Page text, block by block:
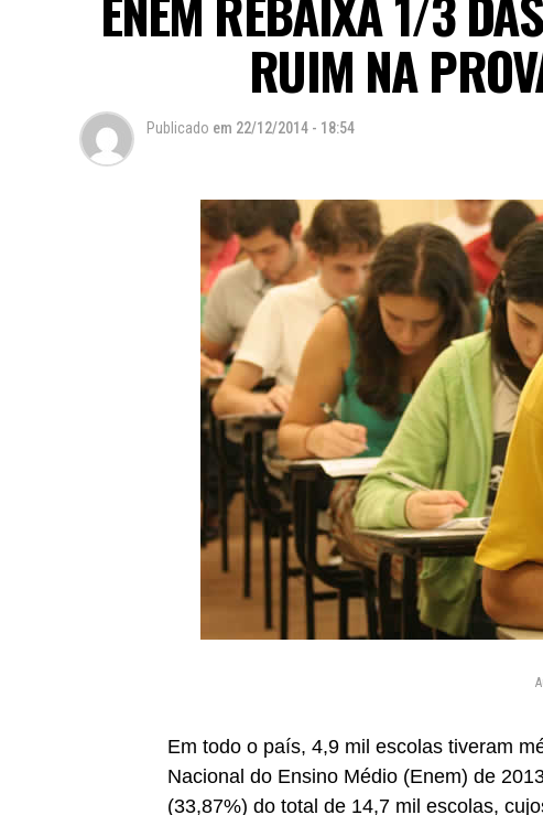
RUIM NA
Publicado em 22/12/2014 - 18:54
Em todo o país, 4,9 mil escolas tiveram
Nacional do Ensino Médio (Enem) de
(33,87%) do total de 14,7 mil escolas,